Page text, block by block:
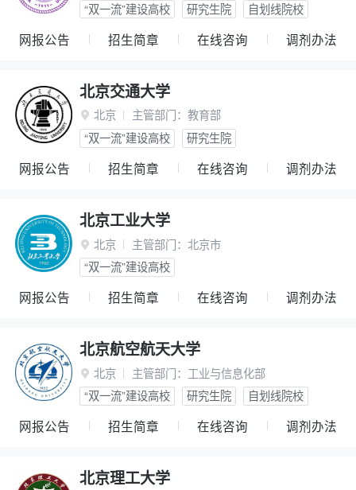
“双一流”建设高校
研究生院 自划线院校
网报公告 招生简章 在线咨询 调剂办法
北京交通大学
 北京 主管部门： 教育部
“双一流”建设高校
研究生院
网报公告 招生简章 在线咨询 调剂办法
北京工业大学
 北京 主管部门： 北京市
“双一流”建设高校
网报公告 招生简章 在线咨询 调剂办法
北京航空航天大学
 北京 主管部门： 工业与信息化部
“双一流”建设高校
研究生院 自划线院校
网报公告 招生简章 在线咨询 调剂办法
北京理工大学